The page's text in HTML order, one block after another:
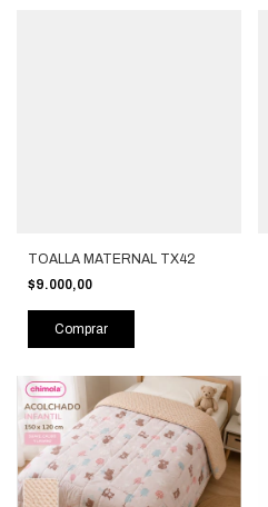
TOALLA MATERNAL TX42
$9.000,00
Comprar